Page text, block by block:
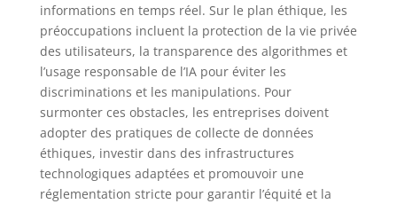
informations en temps réel. Sur le plan éthique, les
préoccupations incluent la protection de la vie privée
des utilisateurs, la transparence des algorithmes et
l’usage responsable de l’IA pour éviter les
discriminations et les manipulations. Pour
surmonter ces obstacles, les entreprises doivent
adopter des pratiques de collecte de données
éthiques, investir dans des infrastructures
technologiques adaptées et promouvoir une
réglementation stricte pour garantir l’équité et la